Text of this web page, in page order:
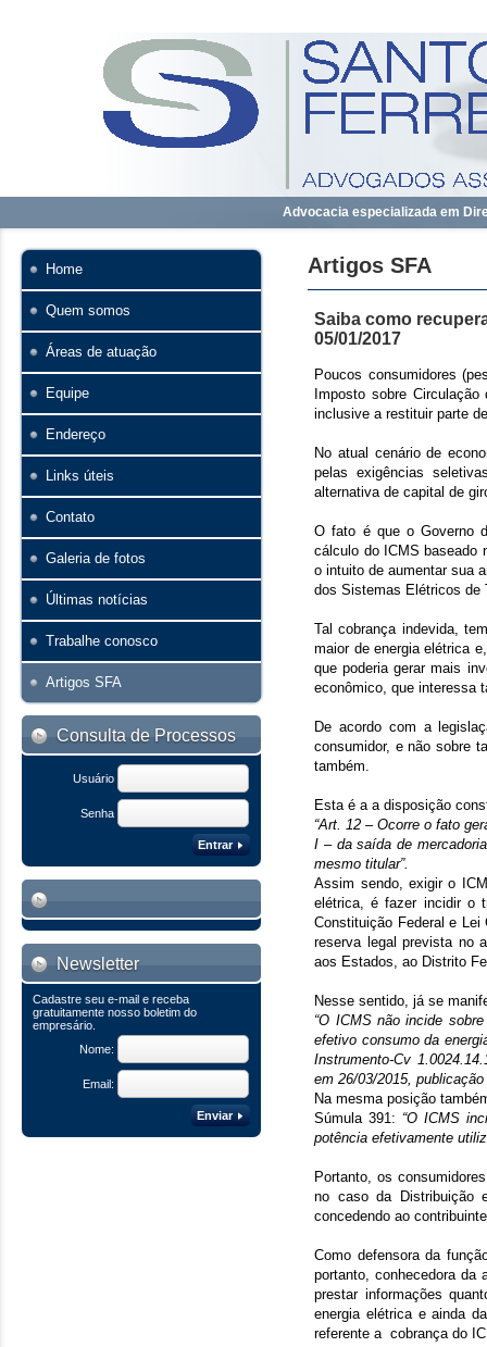
Advocacia especializada em
Artigos SFA
Saiba como
05/01/2017
Poucos consumidores
Imposto sobre
inclusive a restituir parte
No atual cenário de
pelas exigências
alternativa de capital de
O fato é que o Governo
cálculo do ICMS baseado
o intuito de aumentar sua
dos Sistemas Elétricos de
Tal cobrança indevida,
maior de energia elétrica
que poderia gerar mais
econômico, que interessa
De acordo com a
consumidor, e não sobre
também.
Esta é a a disposição
“Art. 12 – Ocorre o fato
I – da saída de
mesmo titular”.
Assim sendo, exigir o
elétrica, é fazer incidir o
Constituição Federal e Lei
reserva legal prevista no
aos Estados, ao Distrito
Nesse sentido, já se
“O ICMS não incide
efetivo consumo da
Instrumento­-Cv
em 26/03/2015,
Na mesma posição
Súmula 391: “O ICMS
potência efetivamente
Portanto, os
no caso da Distribuição
concedendo ao
Como defensora da
portanto, conhecedora da
prestar informações
energia elétrica e ainda
referente a cobrança do
Home
Quem somos
Áreas de atuação
Equipe
Endereço
Links úteis
Contato
Galeria de fotos
Últimas notícias
Trabalhe conosco
Artigos SFA
Consulta de Processos
Usuário
Senha
Entrar
Newsletter
Cadastre seu e-mail e receba
gratuitamente nosso boletim do
empresário.
Nome:
Email:
Enviar